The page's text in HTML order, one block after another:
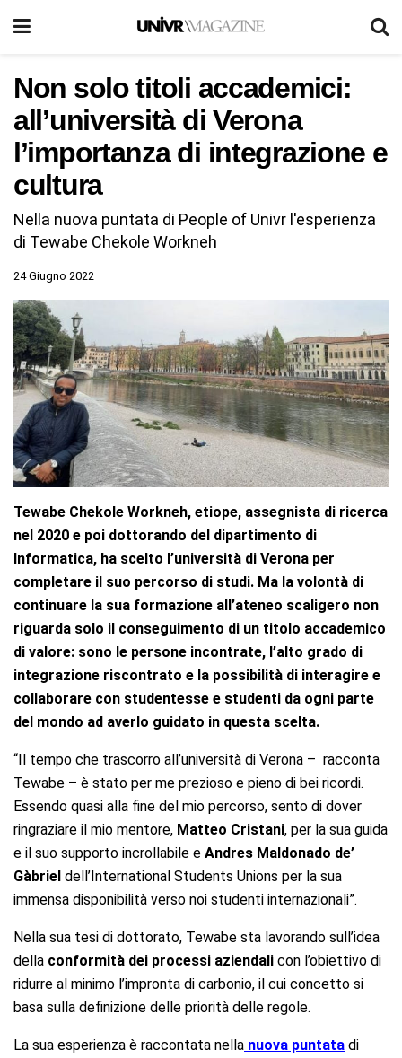
Non solo titoli accademici:
all’università di Verona
l’importanza di integrazione e
cultura
Nella nuova puntata di People of Univr l'esperienza
di Tewabe Chekole Workneh
24 Giugno 2022
Tewabe Chekole Workneh, etiope, assegnista di ricerca
nel 2020 e poi dottorando del dipartimento di
Informatica, ha scelto l’università di Verona per
completare il suo percorso di studi. Ma la volontà di
continuare la sua formazione all’ateneo scaligero non
riguarda solo il conseguimento di un titolo accademico
di valore: sono le persone incontrate, l’alto grado di
integrazione riscontrato e la possibilità di interagire e
collaborare con studentesse e studenti da ogni parte
del mondo ad averlo guidato in questa scelta.
“Il tempo che trascorro all’università di Verona – racconta
Tewabe – è stato per me prezioso e pieno di bei ricordi.
Essendo quasi alla fine del mio percorso, sento di dover
ringraziare il mio mentore, Matteo Cristani, per la sua guida
e il suo supporto incrollabile e Andres Maldonado de’
Gàbriel dell’International Students Unions per la sua
immensa disponibilità verso noi studenti internazionali”.
Nella sua tesi di dottorato, Tewabe sta lavorando sull’idea
della conformità dei processi aziendali con l’obiettivo di
ridurre al minimo l’impronta di carbonio, il cui concetto si
basa sulla definizione delle priorità delle regole.
La sua esperienza è raccontata nella nuova puntata di